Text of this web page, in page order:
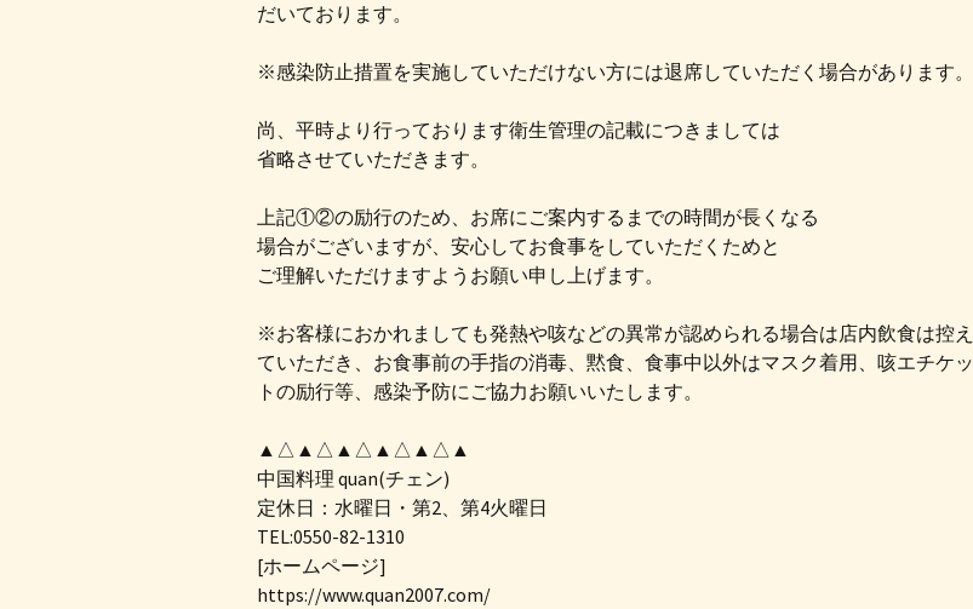
だいております。
※感染防止措置を実施していただけない方には退席していただく場合があります。
尚、平時より行っております衛生管理の記載につきましては
省略させていただきます。
上記①②の励行のため、お席にご案内するまでの時間が長くなる
場合がございますが、安心してお食事をしていただくためと
ご理解いただけますようお願い申し上げます。
※お客様におかれましても発熱や咳などの異常が認められる場合は店内飲食は控え
ていただき、お食事前の手指の消毒、黙食、食事中以外はマスク着用、咳エチケッ
トの励行等、感染予防にご協力お願いいたします。
▲△▲△▲△▲△▲△▲
中国料理 quan(チェン)
定休日：水曜日・第2、第4火曜日
TEL:0550-82-1310
[ホームページ]
https://www.quan2007.com/